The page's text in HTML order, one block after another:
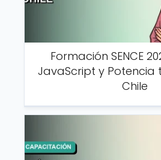
Formación SENCE
JavaScript y Potencia
Chile